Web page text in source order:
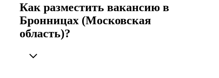
Как разместить вакансию в
Бронницах (Московская
область)?